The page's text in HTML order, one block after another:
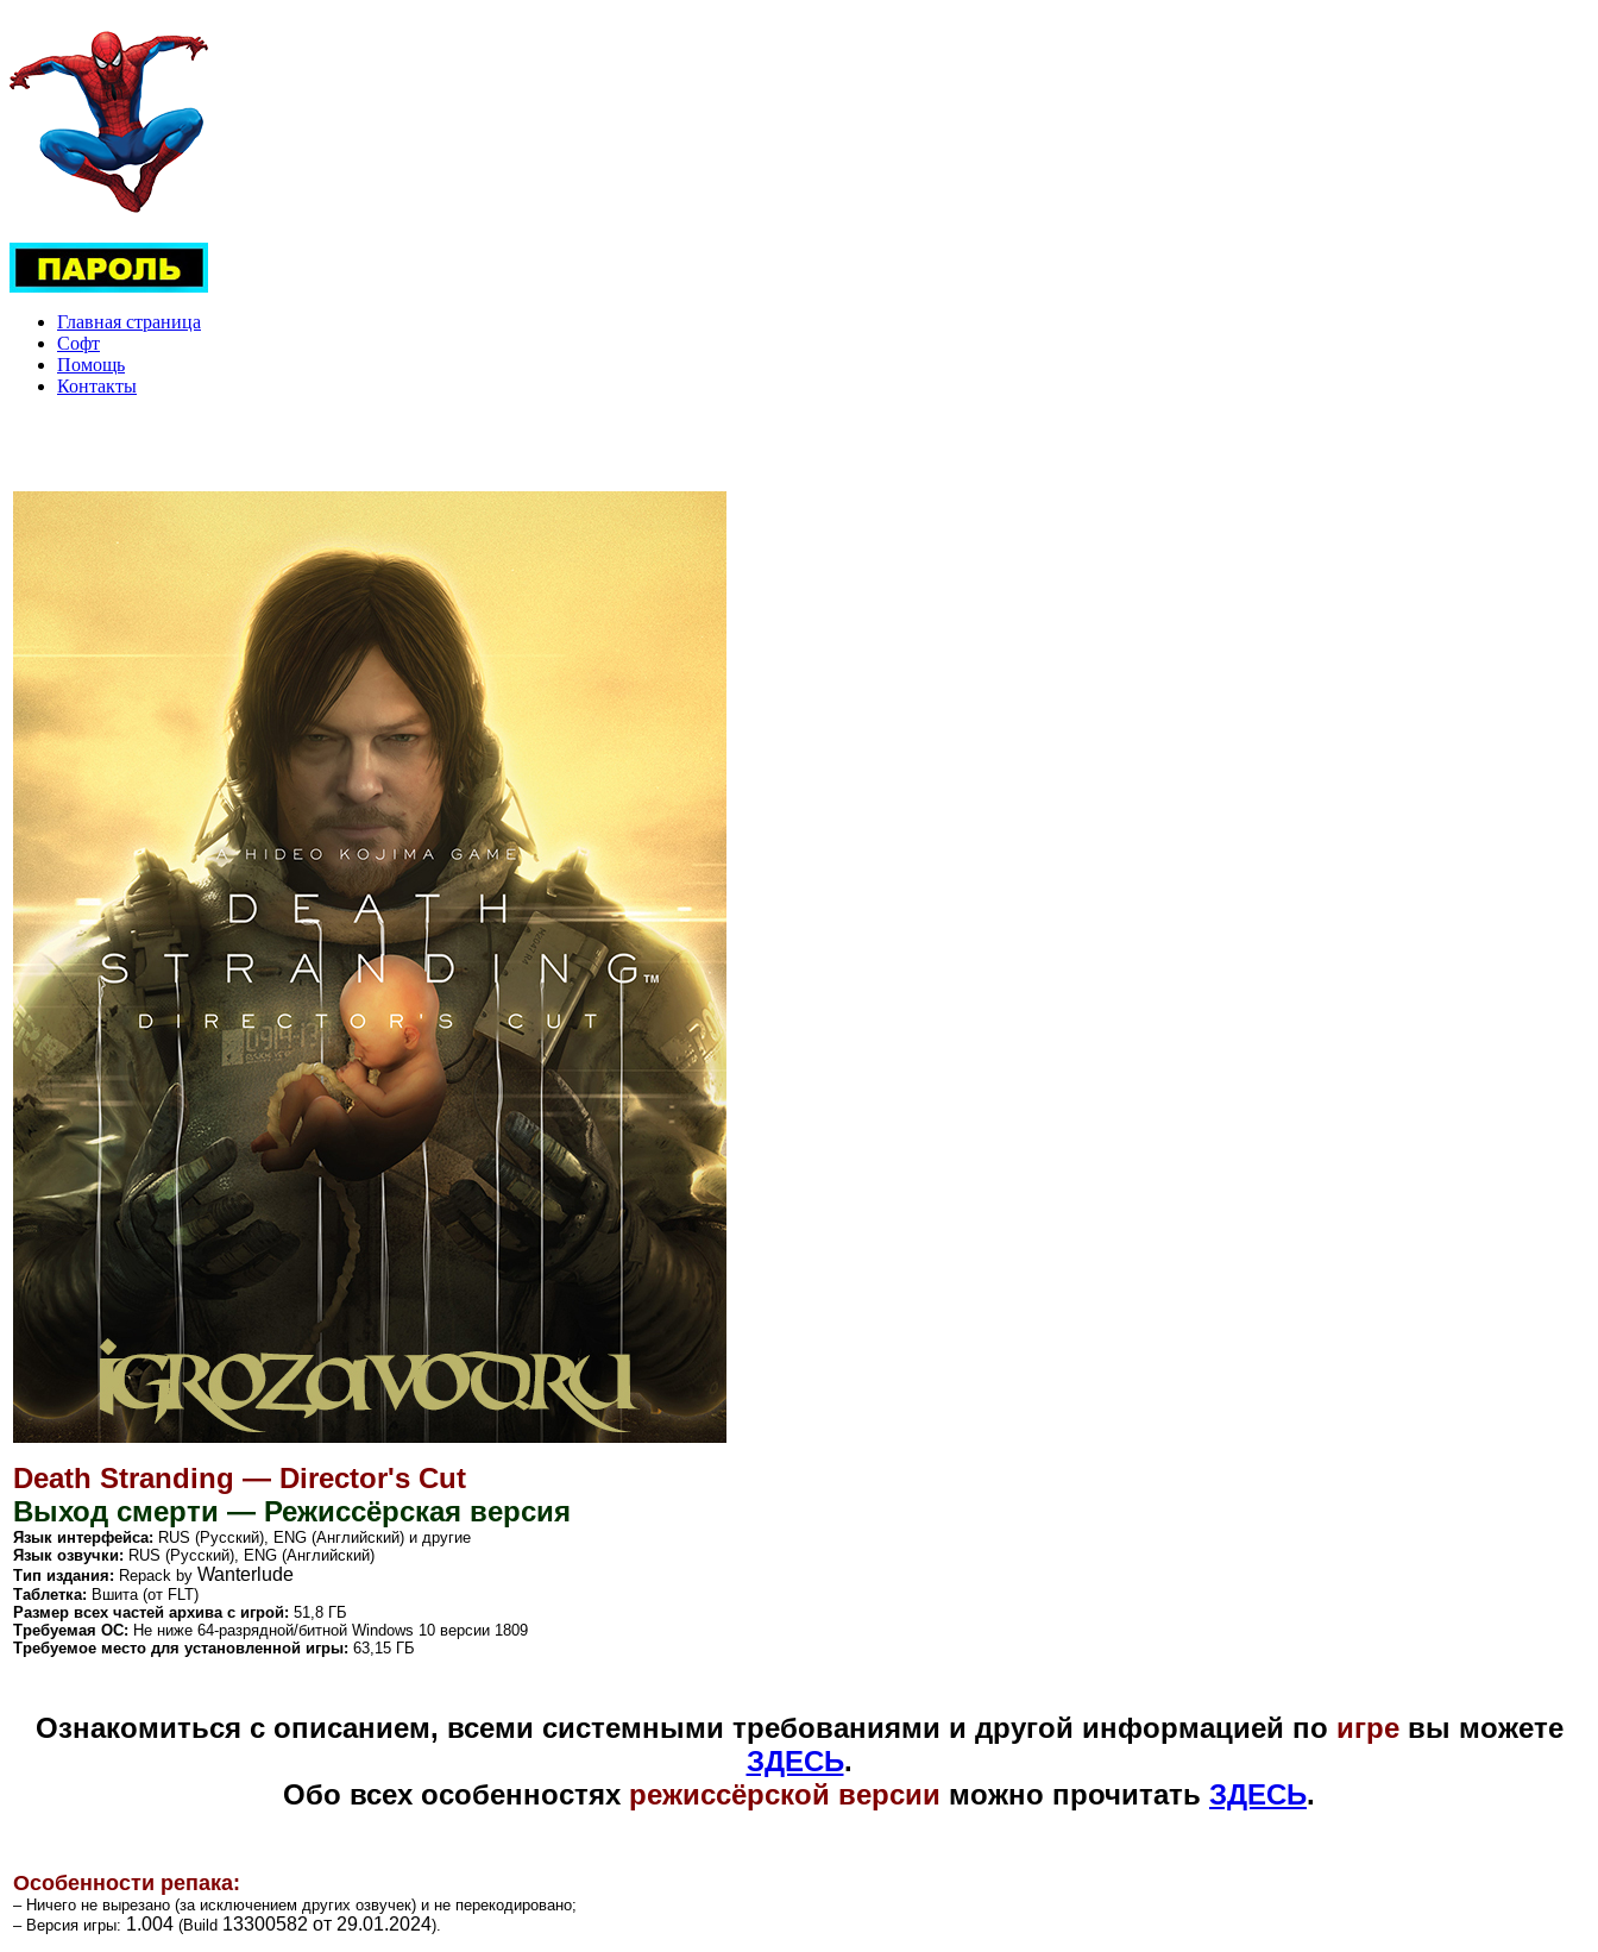
Главная страница
Софт
Помощь
Контакты
Death Stranding — Director's Cut
Выход смерти — Режиссёрская версия
Язык интерфейса: RUS (Русский), ENG (Английский) и другие
Язык озвучки: RUS (Русский), ENG (Английский)
Тип издания: Repack by Wanterlude
Таблетка: Вшита (от FLT)
Размер всех частей архива с игрой: 51,8 ГБ
Требуемая ОС: Не ниже 64-разрядной/битной Windows 10 версии 1809
Требуемое место для установленной игры: 63,15 ГБ
Ознакомиться с описанием, всеми системными требованиями и другой информацией по игревы можете
ЗДЕСЬ.
Обо всех особенностях режиссёрской версии можно прочитать ЗДЕСЬ.
Особенности репака:
– Ничего не вырезано (за исключением других озвучек) и не перекодировано;
–Версия игры: 1.004 (Build 13300582 от 29.01.2024).